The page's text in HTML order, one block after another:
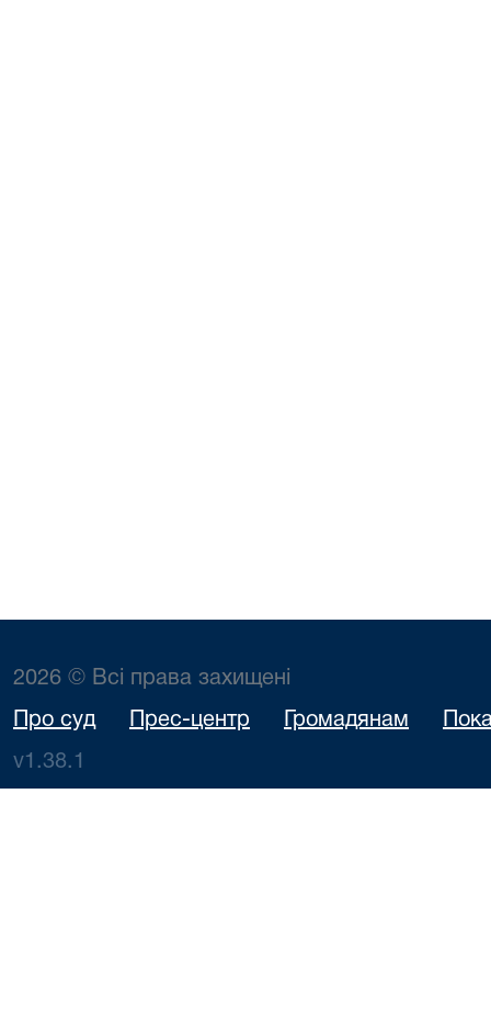
2026 © Всі права захищені
Про суд Прес-центр Громадянам
v1.38.1